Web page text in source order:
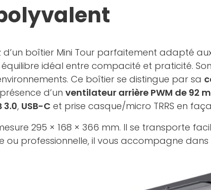
d’un boîtier Mini Tour parfaitement adapté
idéal entre compacité et praticité.
Ce boîtier se distingue par sa
d’un ventilateur arrière PWM de 92
3.0, USB-C et prise casque/micro TRRS en
295 × 168 × 366 mm. Il se transporte
professionnelle, il vous accompagne